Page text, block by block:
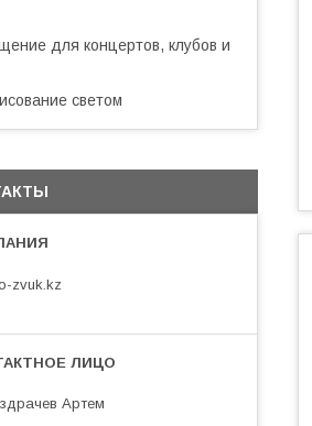
для концертов, клубов и
светом
zvuk.kz
Артем